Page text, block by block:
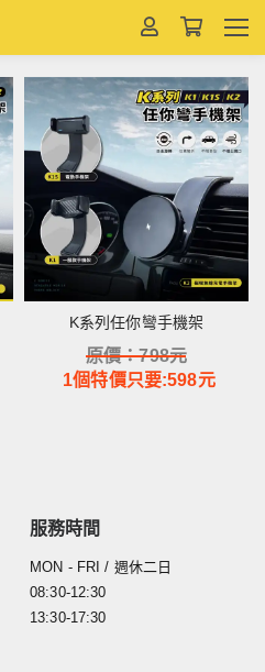
K系列任你彎手機架
原價：798元
1個特價只要:598元
服務時間
MON - FRI / 週休二日
08:30-12:30
13:30-17:30